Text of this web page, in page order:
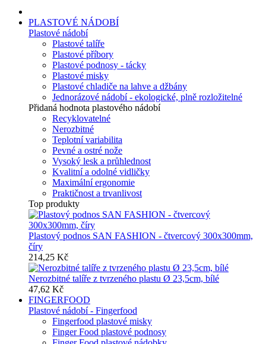
PLASTOVÉ NÁDOBÍ
Plastové nádobí
Plastové talíře
Plastové příbory
Plastové podnosy - tácky
Plastové misky
Plastové chladiče na lahve a džbány
Jednorázové nádobí - ekologické, plně rozložitelné
Přidaná hodnota plastového nádobí
Recyklovatelné
Nerozbitné
Teplotní variabilita
Pevné a ostré nože
Vysoký lesk a průhlednost
Kvalitní a odolné vidličky
Maximální ergonomie
Praktičnost a trvanlivost
Top produkty
Plastový podnos SAN FASHION - čtvercový 300x300mm,
číry
214,25 Kč
Nerozbitné talíře z tvrzeného plastu Ø 23,5cm, bílé
47,62 Kč
FINGERFOOD
Plastové nádobí - Fingerfood
Fingerfood plastové misky
Finger Food plastové podnosy